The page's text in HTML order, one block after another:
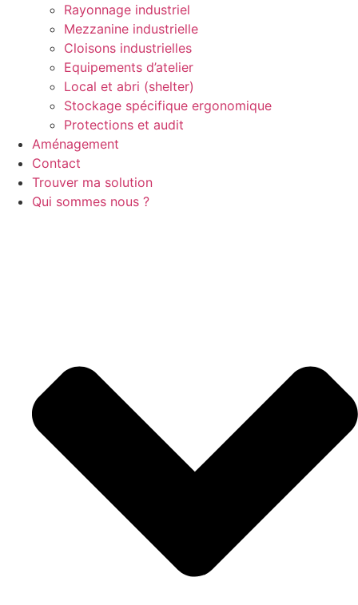
Rayonnage industriel
Mezzanine industrielle
Cloisons industrielles
Equipements d’atelier
Local et abri (shelter)
Stockage spécifique ergonomique
Protections et audit
Aménagement
Contact
Trouver ma solution
Qui sommes nous ?